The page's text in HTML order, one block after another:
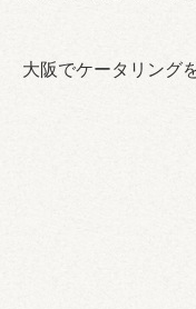
大阪でケータリング